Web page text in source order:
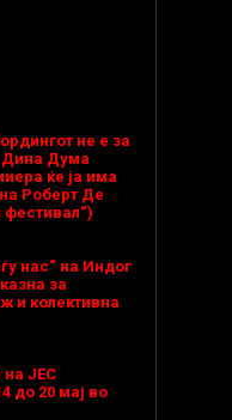
не е за
Дина Дума
ќе ја има
Роберт Де
фестивал“)
нас“ на Индог
за
и колективна
на ЈЕС
до 20 мај во